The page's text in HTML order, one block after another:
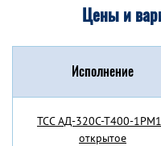
Цены и
Исполнение
TCC АД-320С-Т400-
открытое